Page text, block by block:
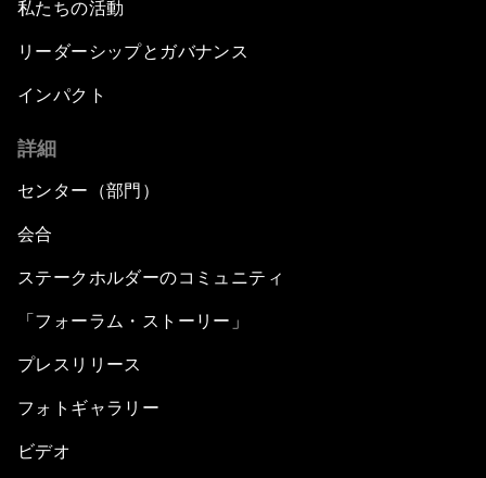
私たちの活動
リーダーシップとガバナンス
インパクト
詳細
センター（部門）
会合
ステークホルダーのコミュニティ
「フォーラム・ストーリー」
プレスリリース
フォトギャラリー
ビデオ